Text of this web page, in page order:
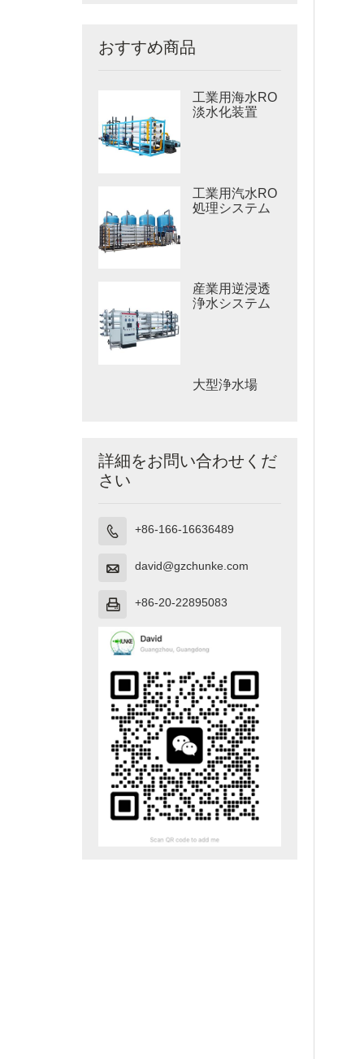
おすすめ商品
工業用海水RO
淡水化装置
工業用汽水RO
処理システム
産業用逆浸透
浄水システム
大型浄水場
詳細をお問い合わせくだ
さい
 +86-166-16636489
 david@gzchunke.com
 +86-20-22895083